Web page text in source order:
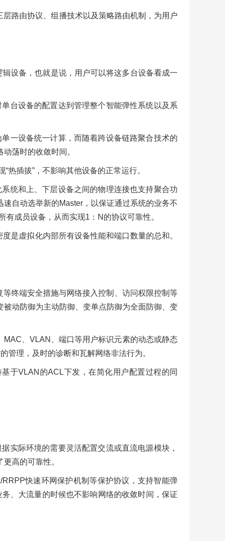
路由协议、组播技术以及策略路由机制，为用户
设备，也就是说，用户可以将这多台设备看成一
台设备的配置达到管理整个智能弹性系统以及系
一设备统一计算，而随着跨设备链路聚合技术的
荡时的收敛时间。
插拔”，不影响其他设备的正常运行。
统和上、下层设备之间的物理连接也支持聚合功
自动选举新的Master，以保证通过系统的业务不
成员设备，从而实现1：N的协议可靠性。
是虚拟化内部所有设备性能和端口数量的总和。
终端安全措施与网络接入控制、访问权限控制等
动防御为主动防御、变单点防御为全面防御、变
、VLAN、端口等用户标识元素的动态或静态
管理，及时的诊断和瓦解网络非法行为。
于VLAN的ACL下发，在简化用户配置过程的同
实际环境的需要灵活配置交流或直流电源模块，
高的可靠性。
快速环网保护机制等保护协议，支持智能弹
、大流量的时候也不影响网络的收敛时间，保证